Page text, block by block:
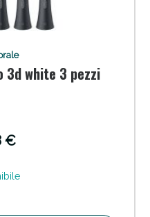
3d white 3 pezzi
€